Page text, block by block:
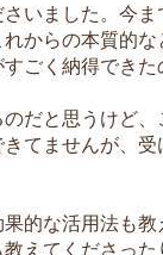
いました。今
からの本質的
ごく納得できた
だと思うけど
てませんが、
的な活用法も
えてくださっ